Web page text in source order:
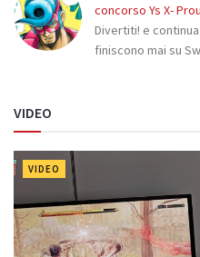
concorso Ys X-
Divertiti! e
finiscono mai su
VIDEO
VIDEO